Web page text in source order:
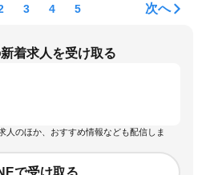
3 4 5 次へ
着求人を受け取る
人のほか、おすすめ情報なども配信しま